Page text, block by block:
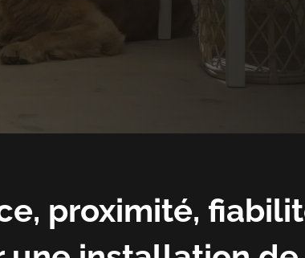
proximité,